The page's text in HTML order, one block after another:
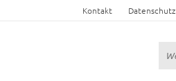
Kontakt Datenschutz